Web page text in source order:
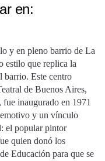
en:
y en pleno barrio de La
estilo que replica la
barrio. Este centro
de Buenos Aires,
inaugurado en 1971
y un vínculo
el popular pintor
quien donó los
Educación para que se